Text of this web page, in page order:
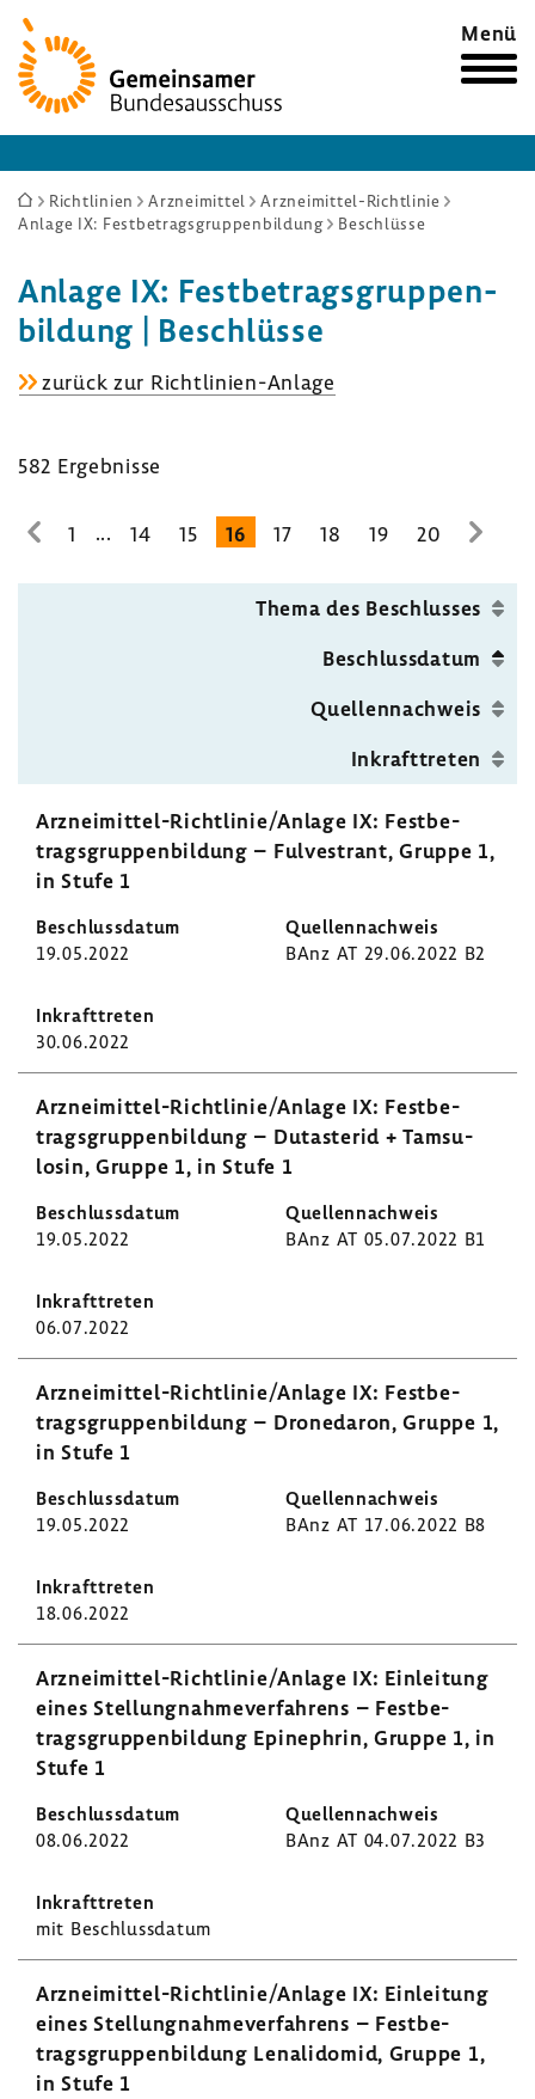
Zur
Startseite
Menü
Sie
sind
Richtlinien Arzneimittel
Arzneimittel-Richtlinie
Anlage IX: Festbetragsgruppenbildung
Beschlüsse
Anlage IX: Fest­be­trags­grup­pen­
bil­dung | Beschlüsse
zurück zur Richtlinien-​Anlage
grup­
bil­
dung
582 Ergeb­nisse
zur
1 ... 14 15 16 17 18 19 20
zur
Seite
Thema des Beschlusses
Beschluss­datum
Quel­len­nach­weis
Inkraft­treten
Arzneimittel-​Richtlinie/Anlage IX: Fest­be­
trags­grup­pen­bil­dung – Fulvestrant, Gruppe 1,
in Stufe 1
19.05.2022 BAnz AT 29.06.2022 B2
30.06.2022
Arzneimittel-​Richtlinie/Anlage IX: Fest­be­
trags­grup­pen­bil­dung – Dutas­terid + Tamsu­
losin, Gruppe 1, in Stufe 1
19.05.2022 BAnz AT 05.07.2022 B1
06.07.2022
Arzneimittel-​Richtlinie/Anlage IX: Fest­be­
trags­grup­pen­bil­dung – Drone­daron, Gruppe 1,
in Stufe 1
19.05.2022 BAnz AT 17.06.2022 B8
18.06.2022
Arzneimittel-​Richtlinie/Anlage IX: Einlei­tung
eines Stel­lung­nah­me­ver­fah­rens – Fest­be­
trags­grup­pen­bil­dung Epine­phrin, Gruppe 1, in
Stufe 1
08.06.2022 BAnz AT 04.07.2022 B3
mit Beschluss­datum
Arzneimittel-​Richtlinie/Anlage IX: Einlei­tung
eines Stel­lung­nah­me­ver­fah­rens – Fest­be­
trags­grup­pen­bil­dung Lena­li­domid, Gruppe 1,
in Stufe 1